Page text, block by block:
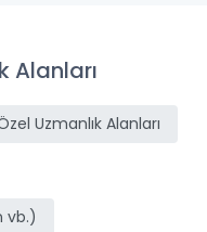
Alanları
Uzmanlık Alanları
vb.)